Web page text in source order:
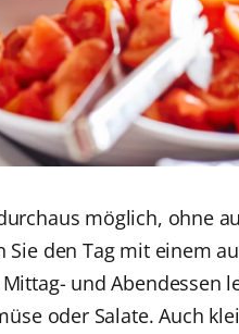
möglich, ohne
den Tag mit einem
und Abendessen
oder Salate. Auch